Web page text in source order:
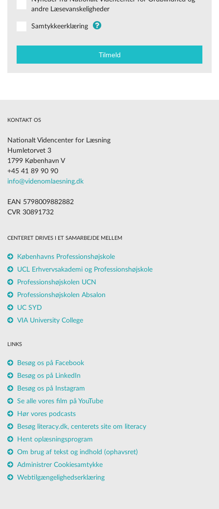
andre Læsevanskeligheder
Samtykkeerklæring
KONTAKT OS
Nationalt Videncenter for Læsning
Humletorvet 3
1799 København V
+45 41 89 90 90
info@videnomlaesning.dk
EAN 5798009882882
CVR 30891732
CENTERET DRIVES I ET SAMARBEJDE MELLEM
Københavns Professionshøjskole
UCL Erhvervsakademi og Professionshøjskole
Professionshøjskolen UCN
Professionshøjskolen Absalon
UC SYD
VIA University College
LINKS
Besøg os på Facebook
Besøg os på LinkedIn
Besøg os på Instagram
Se alle vores film på YouTube
Hør vores podcasts
Besøg literacy.dk, centerets site om literacy
Hent oplæsningsprogram
Om brug af tekst og indhold (ophavsret)
Administrer Cookiesamtykke
Webtilgængelighedserklæring